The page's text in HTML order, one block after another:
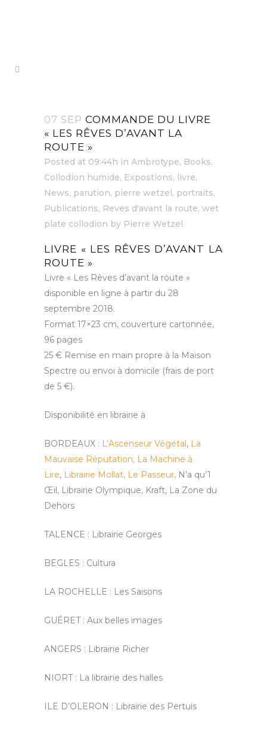
07 SEP COMMANDE DU LIVRE
« LES RÊVES D’AVANT LA
ROUTE »
Posted at 09:44h in Ambrotype, Books,
Collodion humide, Expostions, livre,
News, parution, pierre wetzel, portraits,
Publications, Reves d'avant la route, wet
plate collodion by Pierre Wetzel
LIVRE « LES RÊVES D’AVANT LA
ROUTE »
Livre « Les Rêves d’avant la route »
disponible en ligne à partir du 28
septembre 2018.
Format 17×23 cm, couverture cartonnée,
96 pages
25 € Remise en main propre à la Maison
Spectre ou envoi à domicile (frais de port
de 5 €).
Disponibilité en librairie à
BORDEAUX : L’Ascenseur Végétal, La
Mauvaise Réputation, La Machine à
Lire, Librairie Mollat, Le Passeur, N’a qu’1
Œil, Librairie Olympique, Kraft, La Zone du
Dehors
TALENCE : Librairie Georges
BEGLES : Cultura
LA ROCHELLE : Les Saisons
GUÉRET : Aux belles images
ANGERS : Librairie Richer
NIORT : La librairie des halles
ILE D’OLERON : Librairie des Pertuis